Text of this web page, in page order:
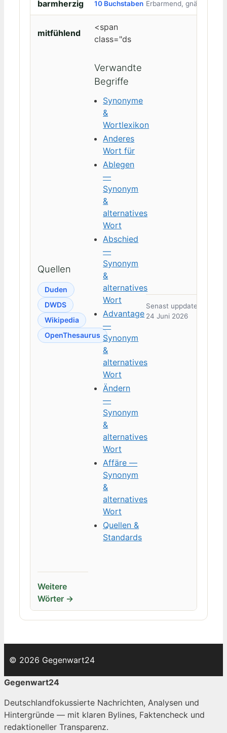
barmherzig 10 Buchstaben Erbarmend, gnädig
mitfühlend
<span
class="ds
Quellen
Duden
DWDS
Wikipedia
OpenThesaurus
Verwandte
Begriffe
Synonyme
&
Wortlexikon
Anderes
Wort für
Ablegen
—
Synonym
&
alternatives
Wort
Abschied
—
Synonym
&
alternatives
Wort
Advantage
—
Synonym
&
alternatives
Wort
Ändern
—
Synonym
&
alternatives
Wort
Affäre —
Synonym
&
alternatives
Wort
Quellen &
Standards
Senast uppdaterad:
24 Juni 2026
Weitere
Wörter →
© 2026 Gegenwart24
Gegenwart24
Deutschlandfokussierte Nachrichten, Analysen und
Hintergründe — mit klaren Bylines, Faktencheck und
redaktioneller Transparenz.